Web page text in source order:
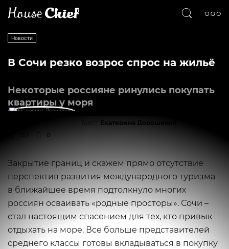
Новости
В Сочи резко возрос спрос на жильё
Некоторые россияне ринулись покупать
квартиры у моря
Екатерина Дорошенко
0
Закрытие границ и скажем прямо отсутствие
перспектив развития международного туризма
в ближайшее время подтолкнуло многих
россиян осваивать «родные просторы». Сочи –
стал настоящим спасением для тех, кто привык
отдыхать на море. Все больше представителей
среднего классы готовы вкладываться в покупку